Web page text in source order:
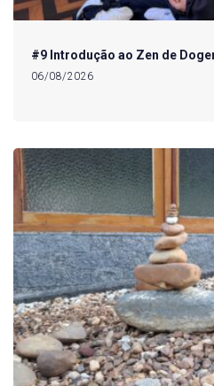
#9 Introdução ao Zen de
06/08/2026